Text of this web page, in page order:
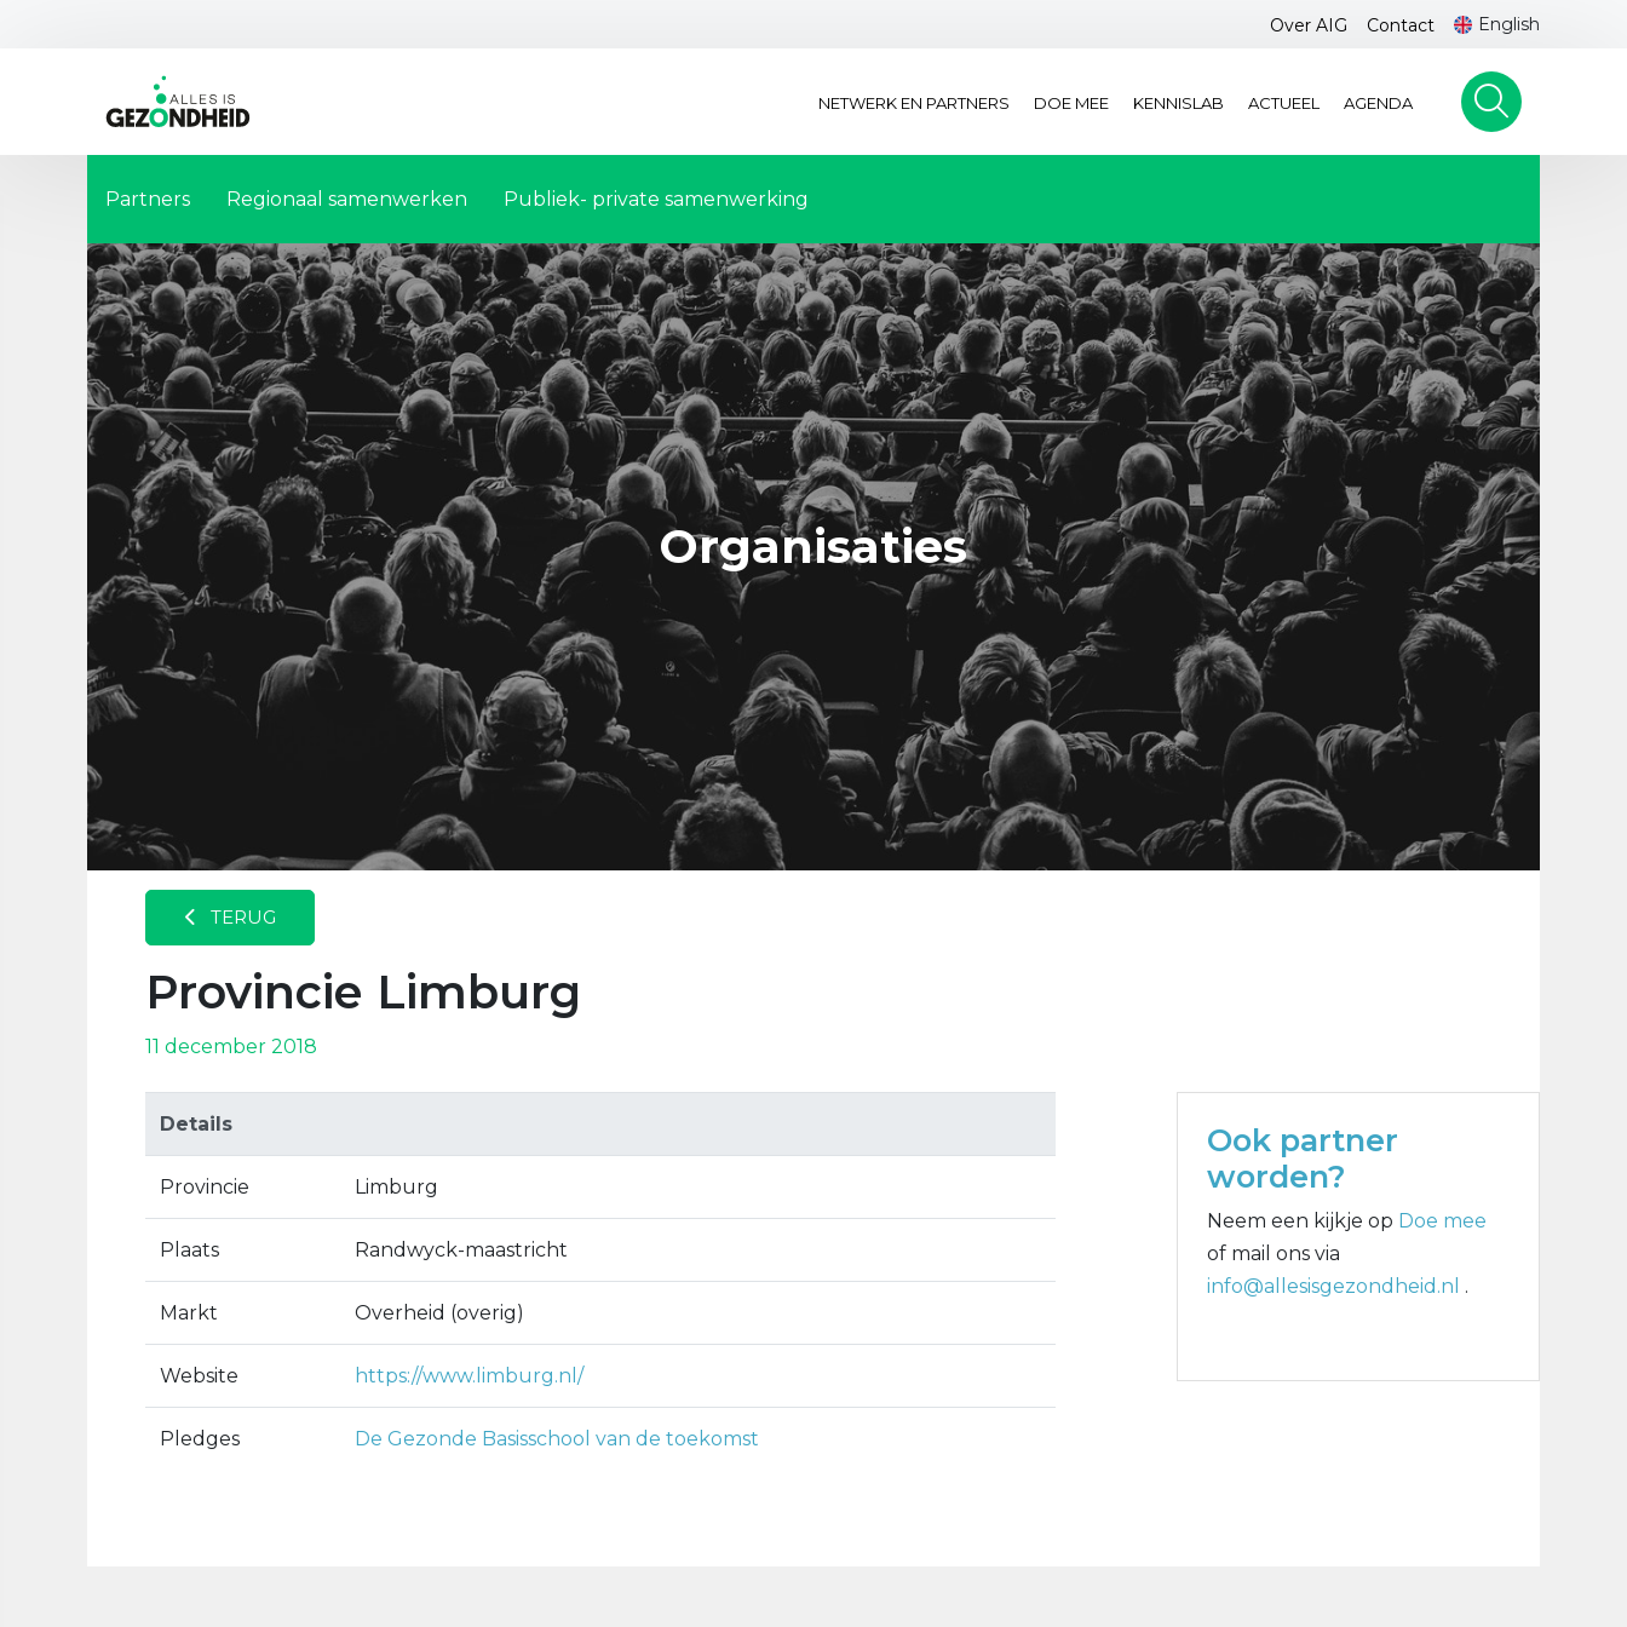
Over AIG Contact English
NETWERK EN PARTNERS DOE MEE KENNISLAB ACTUEEL AGENDA
Partners Regionaal samenwerken Publiek- private samenwerking
Organisaties
TERUG
Provincie Limburg
11 december 2018
Details
Provincie Limburg
Plaats Randwyck-maastricht
Markt Overheid (overig)
Website https://www.limburg.nl/
Pledges De Gezonde Basisschool van de toekomst
Ook partner
worden?
Neem een kijkje op Doe mee
of mail ons via
info@allesisgezondheid.nl .